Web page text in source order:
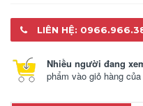
LIÊN HỆ:
Nhiều người đang
phẩm vào giỏ hàng